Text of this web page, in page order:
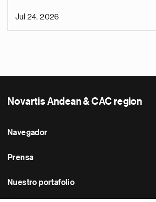
Jul 24, 2026
Novartis Andean & CAC region
Navegador
Prensa
Nuestro portafolio